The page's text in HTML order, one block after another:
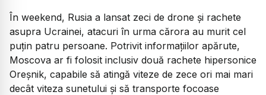
În weekend, Rusia a lansat zeci de drone și rachete
asupra Ucrainei, atacuri în urma cărora au murit cel
puțin patru persoane. Potrivit informațiilor apărute,
Moscova ar fi folosit inclusiv două rachete hipersonice
Oreșnik, capabile să atingă viteze de zece ori mai mari
decât viteza sunetului și să transporte focoase